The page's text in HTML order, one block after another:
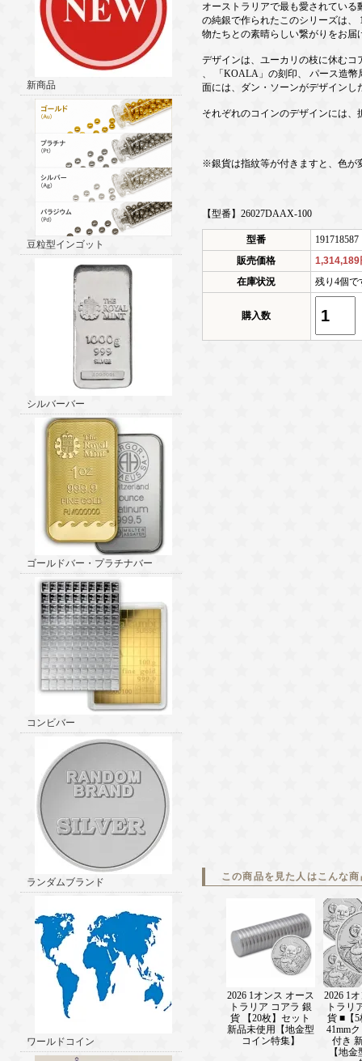
新商品
豆粒型インゴット
シルバーバー
ゴールドバー・プラチナバー
コンビバー
ランダムブランド
ワールドコイン
オーストラリアで最も愛されてい
の純銀で作られたこのシリーズは
物たちとの素晴らしい繋がりをお届
デザインは、ユーカリの枝に休む
、 「KOALA」の刻印、 パース造幣
面には、ダン・ソーンがデザイン
それぞれのコインのデザインには
※銀貨は指紋等が付きますと、色が
【型番】26027DAAX-100
型番
191718587
販売価格
1,314,189
在庫状況
残り4個で
購入数
この商品を見た人はこんな
2026 1オンス オース
トラリア コアラ 銀
貨 【20枚】セット
新品未使用【地金型
コイン特集】
2026 1
トラリ
貨 ■【
41mm
付き
【地